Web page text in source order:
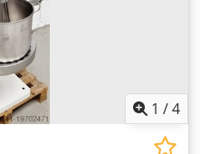
1 /4